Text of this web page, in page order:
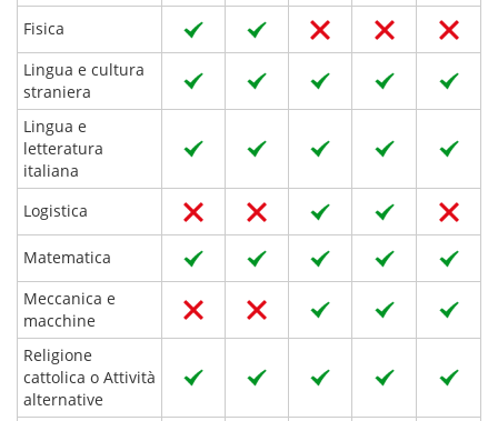
Fisica
Lingua e cultura
straniera
Lingua e
letteratura
italiana
Logistica
Matematica
Meccanica e
macchine
Religione
cattolica o Attività
alternative